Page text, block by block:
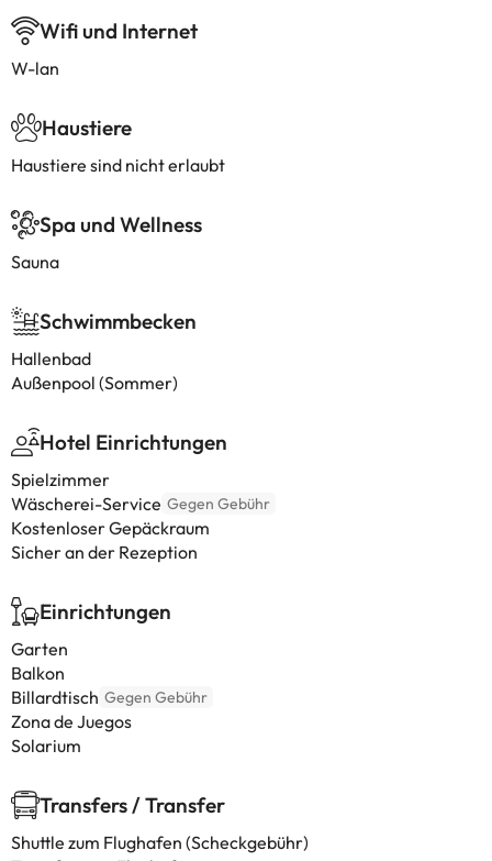
Wifi und Internet
W-lan
Haustiere
Haustiere sind nicht erlaubt
Spa und Wellness
Sauna
Schwimmbecken
Hallenbad
Außenpool (Sommer)
Hotel Einrichtungen
Spielzimmer
Wäscherei-Service Gegen Gebühr
Kostenloser Gepäckraum
Sicher an der Rezeption
Einrichtungen
Garten
Balkon
Billardtisch Gegen Gebühr
Zona de Juegos
Solarium
Transfers / Transfer
Shuttle zum Flughafen (Scheckgebühr)